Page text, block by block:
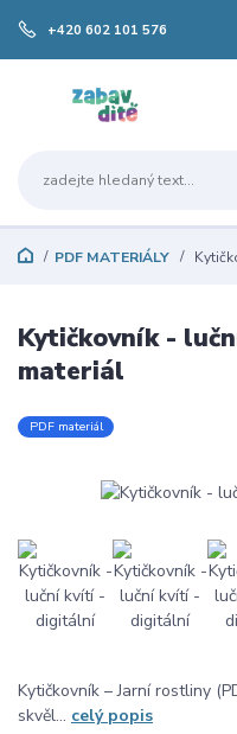
+420 602 101 576
PDF MATERIÁLY
Kytičkovník -
materiál
PDF materiál
Kytičkovník – Jarní rostliny
skvěl... celý popis